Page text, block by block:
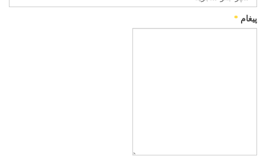
پیغام *